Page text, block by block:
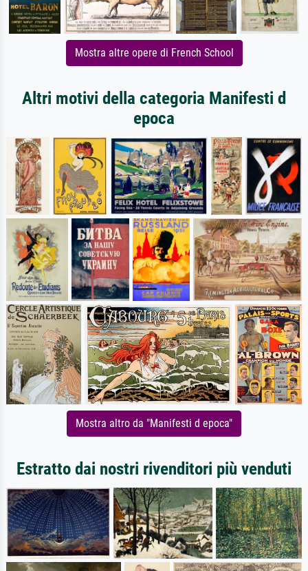
Mostra altre opere di French School
Altri motivi della categoria Manifesti d
epoca
Mostra altro da "Manifesti d epoca"
Estratto dai nostri rivenditori più venduti